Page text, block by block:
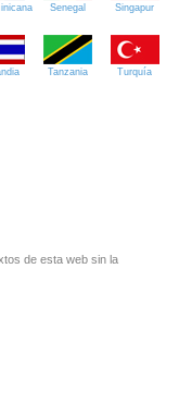
Senegal Singapur
Tanzania Turquía
de esta web sin la